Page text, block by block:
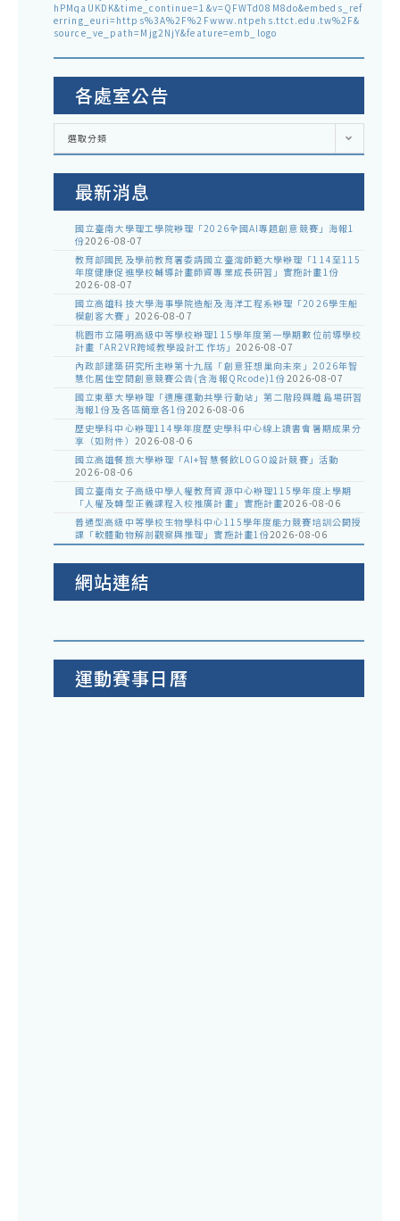
hPMqaUKDK&time_continue=1&v=QFWTd08M8do&embeds_ref
erring_euri=https%3A%2F%2Fwww.ntpehs.ttct.edu.tw%2F&
source_ve_path=Mjg2NjY&feature=emb_logo
各處室公告
各
室
選取分類
最新消息
國立臺南大學理工學院辦理「2026全國AI專題創意競賽」海報1
份2026-08-07
教育部國民及學前教育署委請國立臺灣師範大學辦理「114至115
年度健康促進學校輔導計畫師資專業成長研習」實施計畫1份
2026-08-07
國立高雄科技大學海事學院造船及海洋工程系辦理「2026學生船
模創客大賽」 2026-08-07
桃園市立陽明高級中等學校辦理115學年度第一學期數位前導學校
計畫「AR2VR跨域教學設計工作坊」 2026-08-07
內政部建築研究所主辦第十九屆「創意狂想巢向未來」2026年智
慧化居住空間創意競賽公告(含海報QRcode)1份2026-08-07
國立東華大學辦理「適應運動共學行動站」第二階段與離島場研習
海報1份及各區簡章各1份2026-08-06
歷史學科中心辦理114學年度歷史學科中心線上讀書會暑期成果分
享（如附件） 2026-08-06
國立高雄餐旅大學辦理「AI+智慧餐飲LOGO設計競賽」活動
2026-08-06
國立臺南女子高級中學人權教育資源中心辦理115學年度上學期
「人權及轉型正義課程入校推廣計畫」實施計畫2026-08-06
普通型高級中等學校生物學科中心115學年度能力競賽培訓公開授
課「軟體動物解剖觀察與推理」實施計畫1份2026-08-06
網站連結
運動賽事日曆